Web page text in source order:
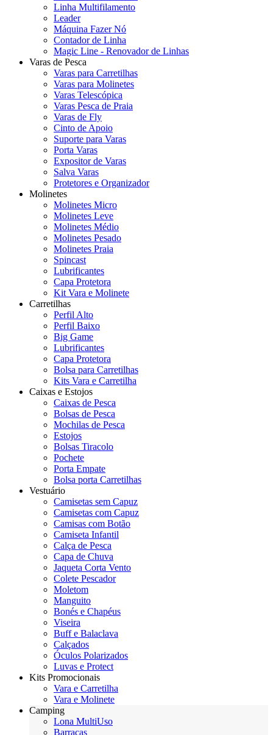
Linha Multifilamento
Leader
Máquina Fazer Nó
Contador de Linha
Magic Line - Renovador de Linhas
Varas de Pesca
Varas para Carretilhas
Varas para Molinetes
Varas Telescópica
Varas Pesca de Praia
Varas de Fly
Cinto de Apoio
Suporte para Varas
Porta Varas
Expositor de Varas
Salva Varas
Protetores e Organizador
Molinetes
Molinetes Micro
Molinetes Leve
Molinetes Médio
Molinetes Pesado
Molinetes Praia
Spincast
Lubrificantes
Capa Protetora
Kit Vara e Molinete
Carretilhas
Perfil Alto
Perfil Baixo
Big Game
Lubrificantes
Capa Protetora
Bolsa para Carretilhas
Kits Vara e Carretilha
Caixas e Estojos
Caixas de Pesca
Bolsas de Pesca
Mochilas de Pesca
Estojos
Bolsas Tiracolo
Pochete
Porta Empate
Bolsa porta Carretilhas
Vestuário
Camisetas sem Capuz
Camisetas com Capuz
Camisas com Botão
Camiseta Infantil
Calça de Pesca
Capa de Chuva
Jaqueta Corta Vento
Colete Pescador
Moletom
Manguito
Bonés e Chapéus
Viseira
Buff e Balaclava
Calçados
Óculos Polarizados
Luvas e Protect
Kits Promocionais
Vara e Carretilha
Vara e Molinete
Camping
Lona MultiUso
Barracas